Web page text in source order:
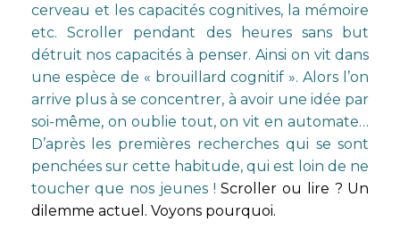
cerveau et les capacités cognitives, la mémoire
etc. Scroller pendant des heures sans but
détruit nos capacités à penser. Ainsi on vit dans
une espèce de « brouillard cognitif ». Alors l’on
arrive plus à se concentrer, à avoir une idée par
soi-même, on oublie tout, on vit en automate…
D’après les premières recherches qui se sont
penchées sur cette habitude, qui est loin de ne
toucher que nos jeunes !Scroller ou lire ? Un
dilemme actuel. Voyons pourquoi.